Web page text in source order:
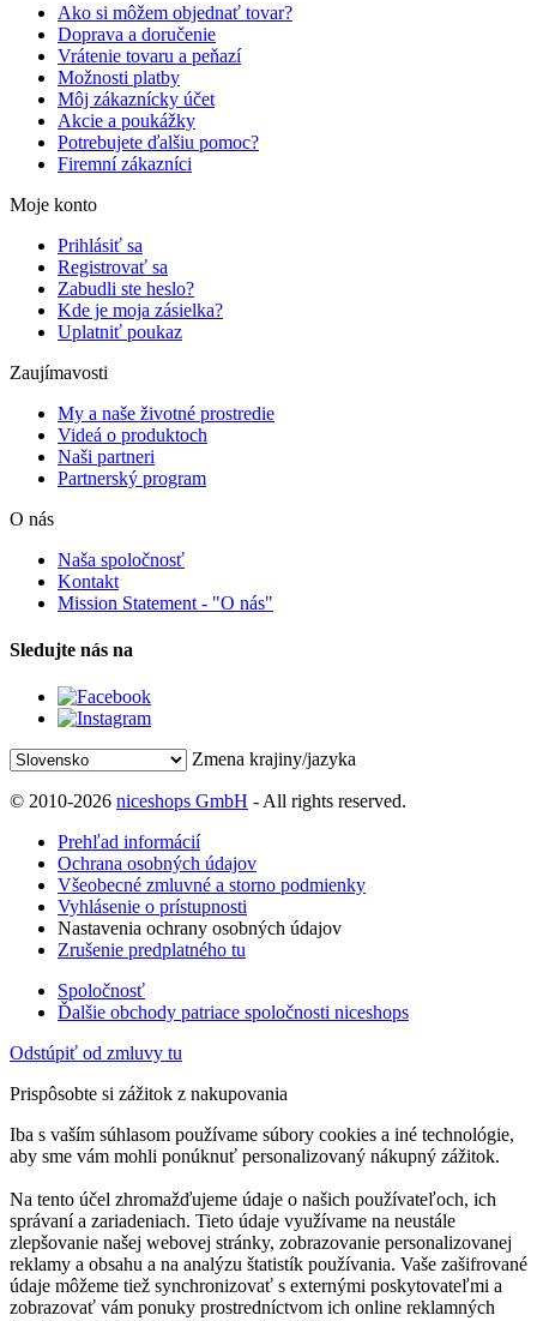
Ako si môžem objednať tovar?
Doprava a doručenie
Vrátenie tovaru a peňazí
Možnosti platby
Môj zákaznícky účet
Akcie a poukážky
Potrebujete ďalšiu pomoc?
Firemní zákazníci
Moje konto
Prihlásiť sa
Registrovať sa
Zabudli ste heslo?
Kde je moja zásielka?
Uplatniť poukaz
Zaujímavosti
My a naše životné prostredie
Videá o produktoch
Naši partneri
Partnerský program
O nás
Naša spoločnosť
Kontakt
Mission Statement - "O nás"
Sledujte nás na
Zmena krajiny/jazyka
© 2010-2026 niceshops GmbH - All rights reserved.
Prehľad informácií
Ochrana osobných údajov
Všeobecné zmluvné a storno podmienky
Vyhlásenie o prístupnosti
Nastavenia ochrany osobných údajov
Zrušenie predplatného tu
Spoločnosť
Ďalšie obchody patriace spoločnosti niceshops
Odstúpiť od zmluvy tu
Prispôsobte si zážitok z nakupovania
Iba s vaším súhlasom používame súbory cookies a iné technológie,
aby sme vám mohli ponúknuť personalizovaný nákupný zážitok.
Na tento účel zhromažďujeme údaje o našich používateľoch, ich
správaní a zariadeniach. Tieto údaje využívame na neustále
zlepšovanie našej webovej stránky, zobrazovanie personalizovanej
reklamy a obsahu a na analýzu štatistík používania. Vaše zašifrované
údaje môžeme tiež synchronizovať s externými poskytovateľmi a
zobrazovať vám ponuky prostredníctvom ich online reklamných